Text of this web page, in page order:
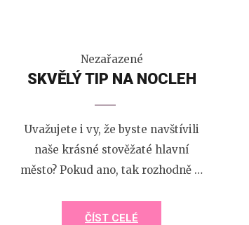
Nezařazené
SKVĚLÝ TIP NA NOCLEH
Uvažujete i vy, že byste navštívili
naše krásné stověžaté hlavní
město? Pokud ano, tak rozhodně …
ČÍST CELÉ